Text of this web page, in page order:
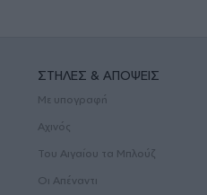
ΣΤΗΛΕΣ & ΑΠΟΨΕΙΣ
Με υπογραφή
Αχινός
Του Αιγαίου τα Μπλούζ
Οι Απέναντι